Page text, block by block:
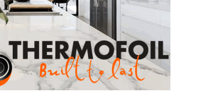
εδώ το email σας
ΕΓΓΡΑΦΉ